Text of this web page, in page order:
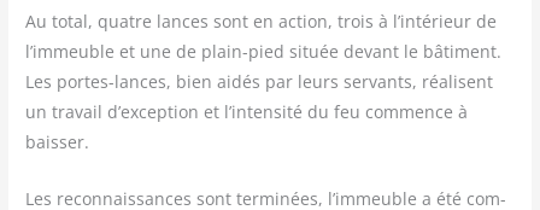
Au total, quatre lances sont en action, trois à l’intérieur de
l’immeuble et une de plain-pied située devant le bâti­ment.
Les portes-lances, bien aidés par leurs ser­vants, réa­lisent
un tra­vail d’exception et l’intensité du feu com­mence à
baisser.
Les recon­nais­sances sont ter­mi­nées, l’immeuble a été com­